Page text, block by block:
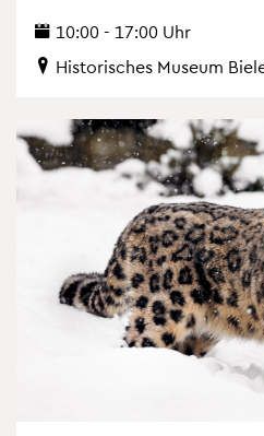
10:00 - 17:00 Uhr
His­to­ri­sches Mu­se­um